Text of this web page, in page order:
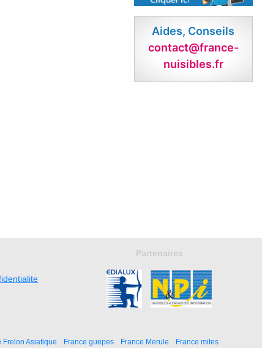
Aides, Conseils
contact@france-
nuisibles.fr
Partenaires
Frelon Asiatique France guepes France Merule France mites